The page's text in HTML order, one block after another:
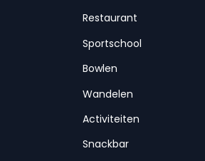
Restaurant
Sportschool
Bowlen
Wandelen
Activiteiten
Snackbar